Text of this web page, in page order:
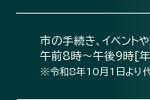
市の手続き、イベント
午前8時～午後9時[
※令和8年10月1日より代